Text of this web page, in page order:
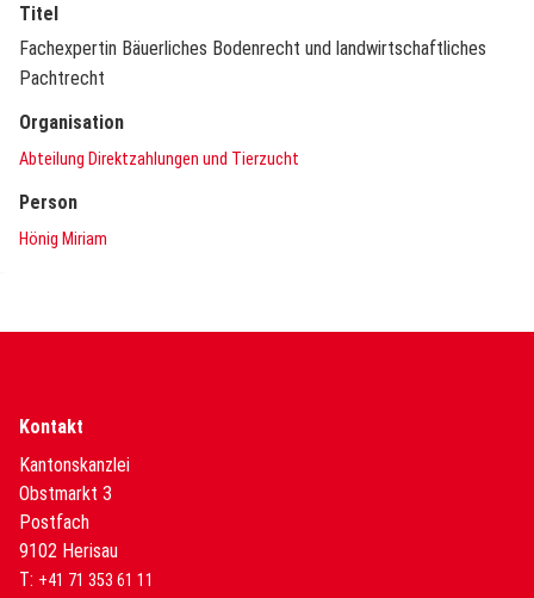
Titel
Fachexpertin Bäuerliches Bodenrecht und landwirtschaftliches
Pachtrecht
Organisation
Abteilung Direktzahlungen und Tierzucht
Person
Hönig Miriam
Kontakt
Kantonskanzlei
Obstmarkt 3
Postfach
9102 Herisau
T: +41 71 353 61 11